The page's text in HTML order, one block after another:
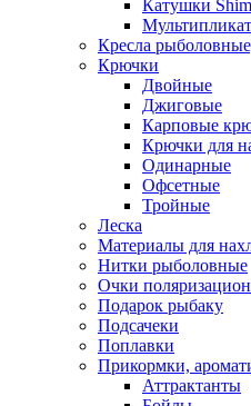
Катушки
Кресла
Крючки
Двойные
Джиговые
Карповые
Крючки для
Одинарные
Офсетные
Тройные
Леска
Материалы для
Нитки рыболовные
Очки
Подарок рыбаку
Подсачеки
Поплавки
Прикормки,
Аттрактанты